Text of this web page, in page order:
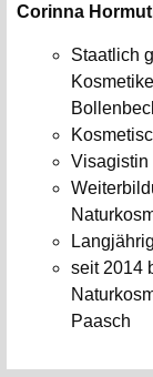
Corinna
Staatlich
Visagistin
seit 2014
Paasch